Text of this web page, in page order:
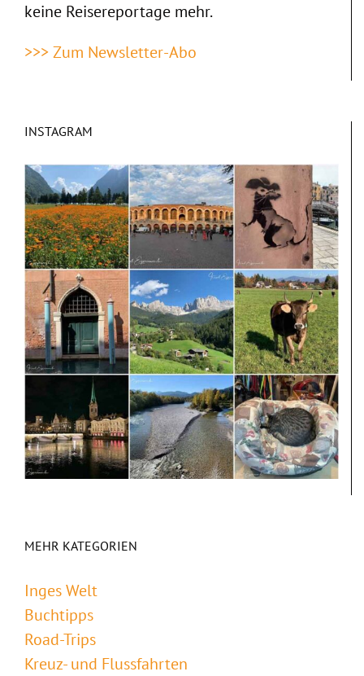
keine Reisereportage mehr.
>>> Zum Newsletter-Abo
INSTAGRAM
MEHR KATEGORIEN
Inges Welt
Buchtipps
Road-Trips
Kreuz- und Flussfahrten